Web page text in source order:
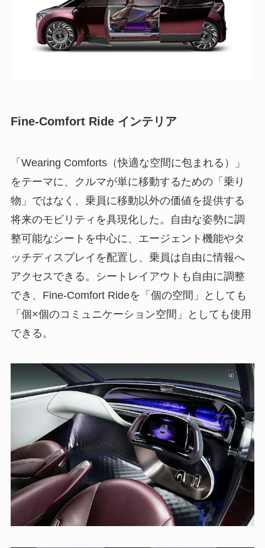
Fine-Comfort Ride インテリア
「Wearing Comforts（快適な空間に包まれる）」
をテーマに、クルマが単に移動するための「乗り
物」ではなく、乗員に移動以外の価値を提供する
将来のモビリティを具現化した。自由な姿勢に調
整可能なシートを中心に、エージェント機能やタ
ッチディスプレイを配置し、乗員は自由に情報へ
アクセスできる。シートレイアウトも自由に調整
でき、Fine-Comfort Rideを「個の空間」としても
「個×個のコミュニケーション空間」としても使用
できる。